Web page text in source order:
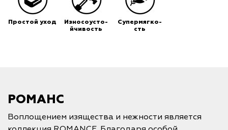
Простой уход
Износоусто-
йчивость
Супермягко-
сть
РОМАНС
Воплощением изящества и нежности является